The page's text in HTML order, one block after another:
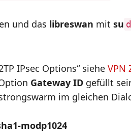
und das libreswan mit su
IPsec Options“ siehe VPN
Gateway ID gefüllt
im gleichen
modp1024